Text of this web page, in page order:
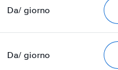
Da/ giorno
Da/ giorno